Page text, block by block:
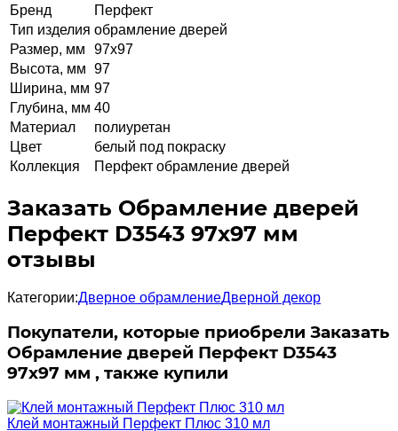
Бренд
Перфект
Тип изделия обрамление дверей
Размер, мм
97х97
Высота, мм 97
Ширина, мм 97
Глубина, мм 40
Материал
полиуретан
Цвет
белый под покраску
Коллекция
Перфект обрамление дверей
Заказать Обрамление дверей
Перфект D3543 97х97 мм
отзывы
Категории:Дверное обрамлениеДверной декор
Покупатели, которые приобрели Заказать
Обрамление дверей Перфект D3543
97х97 мм , также купили
Клей монтажный Перфект Плюс 310 мл